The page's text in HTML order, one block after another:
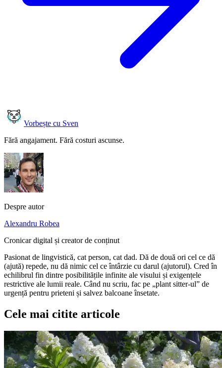
Vorbește cu Sven
Fără angajament. Fără costuri ascunse.
Despre autor
Alexandru Robea
Cronicar digital și creator de conținut
Pasionat de lingvistică, cat person, cat dad. Dă de două ori cel ce dă
(ajută) repede, nu dă nimic cel ce întârzie cu darul (ajutorul). Cred în
echilibrul fin dintre posibilitățile infinite ale visului și exigențele
restrictive ale lumii reale. Când nu scriu, fac pe „plant sitter-ul” de
urgență pentru prieteni și salvez balcoane însetate.
Cele mai citite articole